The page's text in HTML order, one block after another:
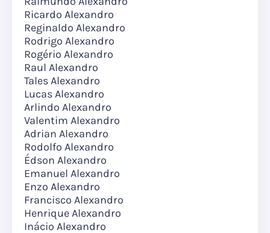
Ricardo Alexandro
Reginaldo Alexandro
Rodrigo Alexandro
Rogério Alexandro
Raul Alexandro
Tales Alexandro
Lucas Alexandro
Arlindo Alexandro
Valentim Alexandro
Adrian Alexandro
Rodolfo Alexandro
Édson Alexandro
Emanuel Alexandro
Enzo Alexandro
Francisco Alexandro
Henrique Alexandro
Inácio Alexandro